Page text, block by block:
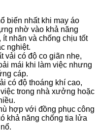
biến nhất khi may áo
nhờ vào khả năng
nhăn và chống chịu tốt
nghiệt.
vải có độ co giãn nhẹ,
mái khi làm việc nhưng
cáp.
có độ thoáng khí cao,
trong nhà xưởng hoặc
hợp với đồng phục công
khả năng chống tia lửa